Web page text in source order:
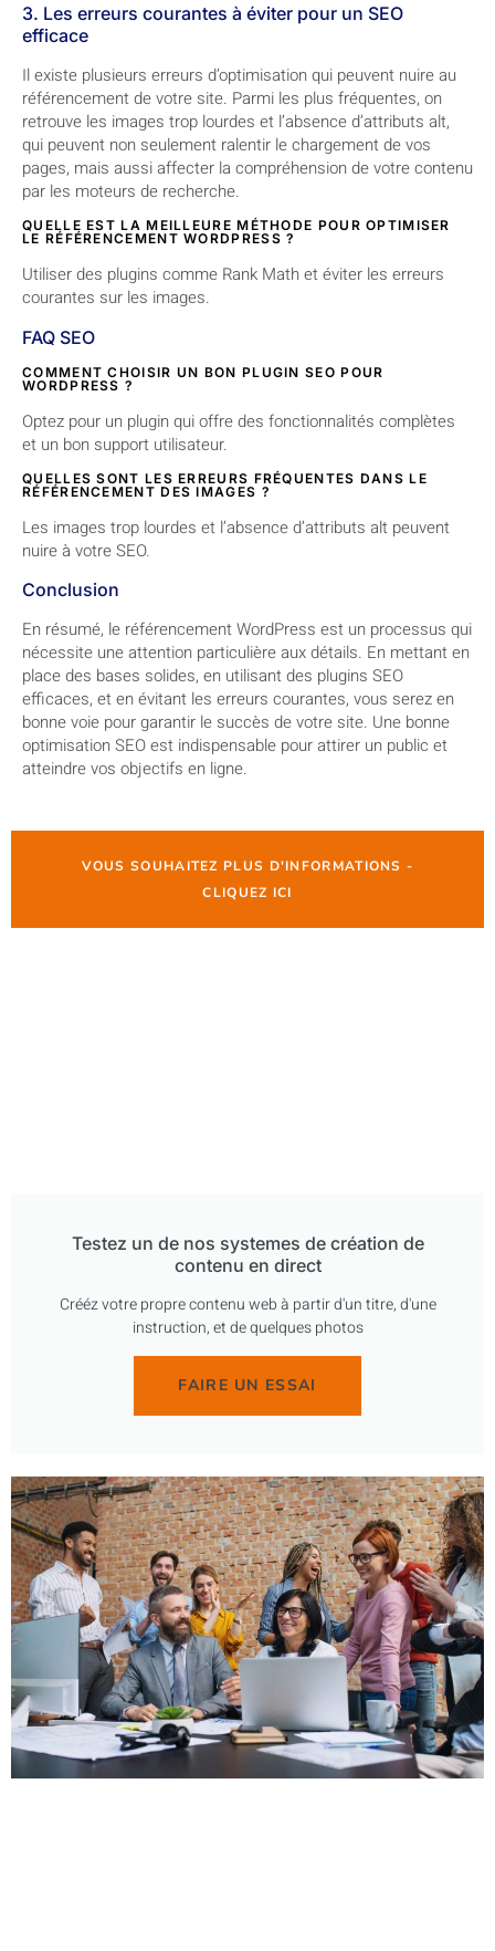
3. Les erreurs courantes à éviter pour un SEO
efficace
Il existe plusieurs erreurs d’optimisation qui peuvent nuire au
référencement de votre site. Parmi les plus fréquentes, on
retrouve les images trop lourdes et l’absence d’attributs alt,
qui peuvent non seulement ralentir le chargement de vos
pages, mais aussi affecter la compréhension de votre contenu
par les moteurs de recherche.
QUELLE EST LA MEILLEURE MÉTHODE POUR OPTIMISER
LE RÉFÉRENCEMENT WORDPRESS ?
Utiliser des plugins comme Rank Math et éviter les erreurs
courantes sur les images.
FAQ SEO
COMMENT CHOISIR UN BON PLUGIN SEO POUR
WORDPRESS ?
Optez pour un plugin qui offre des fonctionnalités complètes
et un bon support utilisateur.
QUELLES SONT LES ERREURS FRÉQUENTES DANS LE
RÉFÉRENCEMENT DES IMAGES ?
Les images trop lourdes et l’absence d’attributs alt peuvent
nuire à votre SEO.
Conclusion
En résumé, le référencement WordPress est un processus qui
nécessite une attention particulière aux détails. En mettant en
place des bases solides, en utilisant des plugins SEO
efficaces, et en évitant les erreurs courantes, vous serez en
bonne voie pour garantir le succès de votre site. Une bonne
optimisation SEO est indispensable pour attirer un public et
atteindre vos objectifs en ligne.
VOUS SOUHAITEZ PLUS D'INFORMATIONS -
CLIQUEZ ICI
Testez un de nos systemes de création de
contenu en direct
Crééz votre propre contenu web à partir d'un titre, d'une
instruction, et de quelques photos
FAIRE UN ESSAI